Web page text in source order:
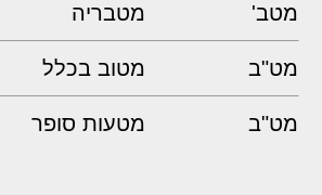
מטב' מטבריה
מט"ב מטוב בכלל
מט"ב מטעות סופר